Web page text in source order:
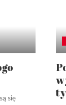
się